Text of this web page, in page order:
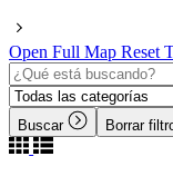
Open Full Map Reset
Buscar Borrar